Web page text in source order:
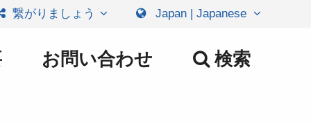
繋がりましょう Japan | Japanese
お問い合わせ 検索